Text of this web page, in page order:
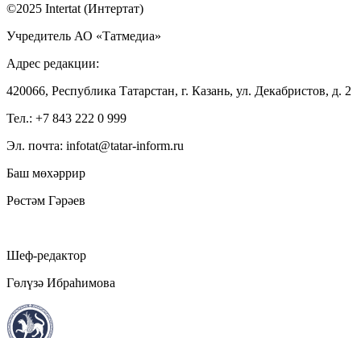
©2025 Intertat (Интертат)
Учредитель АО «Татмедиа»
Адрес редакции:
420066, Республика Татарстан, г. Казань, ул. Декабристов, д. 2
Тел.: +7 843 222 0 999
Эл. почта: infotat@tatar-inform.ru
Баш мөхәррир
Рөстәм Гәрәев
Шеф-редактор
Гөлүзә Ибраһимова